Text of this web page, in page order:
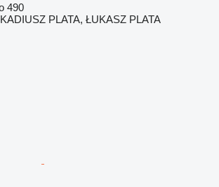
490
PLATA, ŁUKASZ PLATA